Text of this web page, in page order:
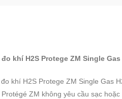
đo khí H2S Protege ZM Single
khí H2S Protege ZM Single Gas
Protégé ZM không yêu cầu sạc